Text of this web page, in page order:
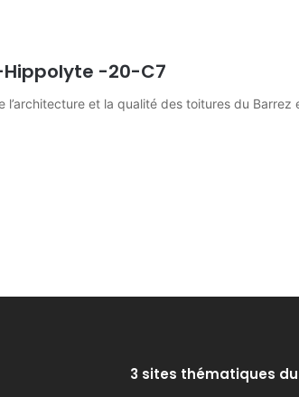
Hippolyte -20-C7
l’architecture et la qualité des toitures du
3 sites thématiques du